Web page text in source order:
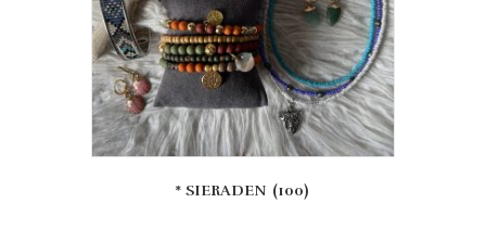
* SIERADEN (100)